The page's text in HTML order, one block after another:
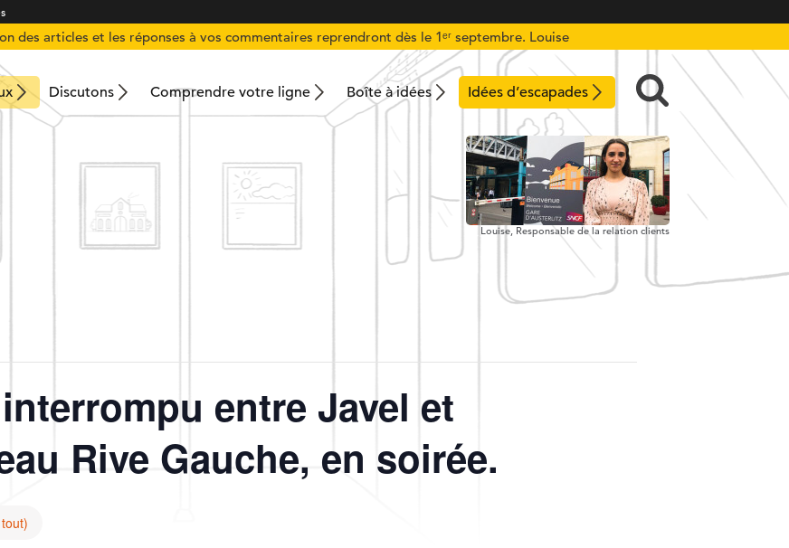
des articles et les réponses à vos commentaires reprendront dès le 1ᵉʳ septembre. Louise
Discutons Comprendre votre ligne Boîte à idées Idées d’escapades
Louise, Responsable de la relation clients
entre Javel et
Rive Gauche, en soirée.